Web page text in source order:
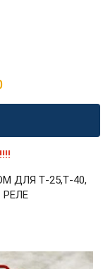
ДЛЯ Т-25,Т-40,
РЕЛЕ